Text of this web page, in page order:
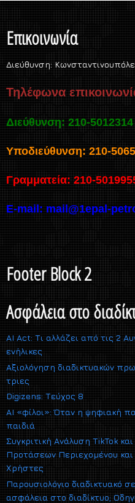
Επικοινωνία
Διεύθυνση:
Τηλέφωνα
Διεύθυνση: 210-5012314
Υποδιεύθυνση: 210-
Γραμματεία: 210-
E-mail: mail@1epal-
Footer Block 2
Ασφάλεια στο
AI Act: Τι αλλάζει από τις 2
ενήλικες
Αξιολόγηση διαδικτυακών
τριες
Digizens: Τεύχος 8
AI «φίλοι»: Όταν η ψηφιακή
παιδιά
Συγκριτική Ανάλυση TikTok
Προτάσεων Περιεχομένου και
Χρήστες
Παρουσιολόγιο διαδικτυακό
ασφάλεια στο διαδίκτυο;